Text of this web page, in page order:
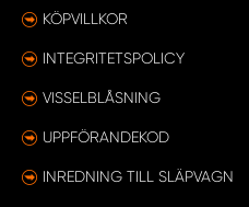
KÖPVILLKOR
INTEGRITETSPOLICY
VISSELBLÅSNING
UPPFÖRANDEKOD
INREDNING TILL SLÄPVAGN
WORK SYSTEM VÄXJÖ
WORK SYSTEM ÖREBRO
WORK SYSTEM ÖSTERSUND